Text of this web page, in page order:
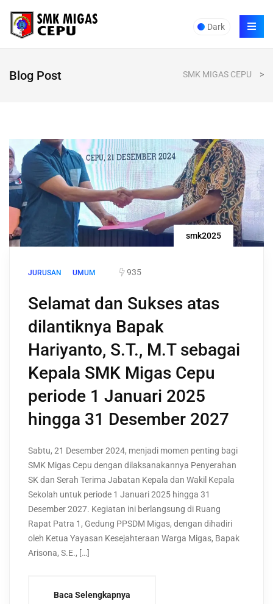
Dark
Blog Post SMK MIGAS CEPU >
smk2025
JURUSAN UMUM 935
Selamat dan Sukses atas
dilantiknya Bapak
Hariyanto, S.T., M.T sebagai
Kepala SMK Migas Cepu
periode 1 Januari 2025
hingga 31 Desember 2027
Sabtu, 21 Desember 2024, menjadi momen penting bagi
SMK Migas Cepu dengan dilaksanakannya Penyerahan
SK dan Serah Terima Jabatan Kepala dan Wakil Kepala
Sekolah untuk periode 1 Januari 2025 hingga 31
Desember 2027. Kegiatan ini berlangsung di Ruang
Rapat Patra 1, Gedung PPSDM Migas, dengan dihadiri
oleh Ketua Yayasan Kesejahteraan Warga Migas, Bapak
Arisona, S.E., […]
Baca Selengkapnya